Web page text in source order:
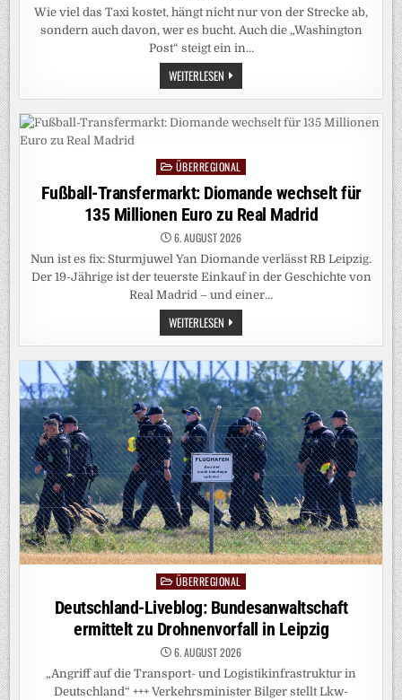
Wie viel das Taxi kostet, hängt nicht nur von der Strecke ab,
sondern auch davon, wer es bucht. Auch die „Washington
Post“ steigt ein in…
WEITERLESEN PERSONALISIERTE
PREISE:
SIE
SIND
ZAHLUNGSBEREIT?
PostedÜBERREGIONAL
Fußball-Transfermarkt: Diomande wechselt für
135 Millionen Euro zu Real Madrid
6. AUGUST 2026
Nun ist es fix: Sturmjuwel Yan Diomande verlässt RB Leipzig.
Der 19-Jährige ist der teuerste Einkauf in der Geschichte von
Real Madrid – und einer…
WEITERLESEN FUSSBALL-T
RANSFERMARKT: D
IOMANDE W
ECHSELT F
ÜR 1
35 M
ILLIONEN E
URO Z
U R
EAL M
ADRID
Posted
in
ÜBERREGIONAL
Deutschland-Liveblog: Bundesanwaltschaft
ermittelt zu Drohnenvorfall in Leipzig
6. AUGUST 2026
„Angriff auf die Transport- und Logistikinfrastruktur in
Deutschland“ +++ Verkehrsminister Bilger stellt Lkw-